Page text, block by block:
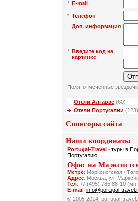
* E-mail
* Телефон
Доп. информация
* Введите код на
картинке
Поля, отмеченные
Отели Алгарве (60)
Отели Португалии (123)
Спонсоры сайта
Наши координаты
Portugal-Travel - туры в
Португалию
Офис на
Метро: Марксистская /
Адрес: Москва, ул.
Тел: +7 (495) 785-88-10
E-mail: info@portugal-
© 2005-2014, portugal-